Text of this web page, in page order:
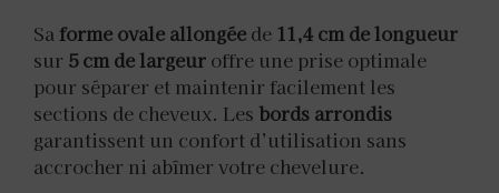
Saforme ovale allongée de 11,4 cm de longueur
sur 5 cm de largeur offre une prise optimale
pour séparer et maintenir facilement les
sections de cheveux. Les bords arrondis
garantissent un confort d’utilisation sans
accrocher ni abîmer votre chevelure.